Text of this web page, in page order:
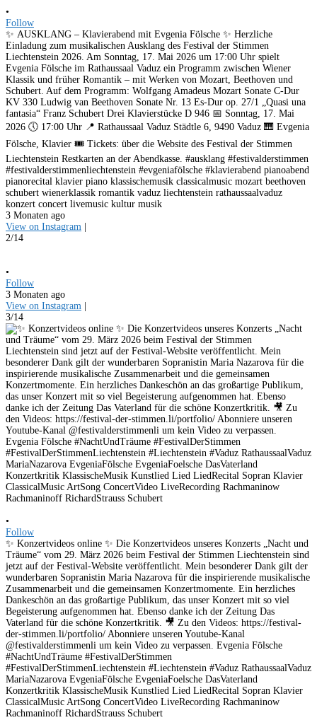
•
Follow
✨ AUSKLANG – Klavierabend mit Evgenia Fölsche ✨ Herzliche
Einladung zum musikalischen Ausklang des Festival der Stimmen
Liechtenstein 2026. Am Sonntag, 17. Mai 2026 um 17:00 Uhr spielt
Evgenia Fölsche im Rathaussaal Vaduz ein Programm zwischen Wiener
Klassik und früher Romantik – mit Werken von Mozart, Beethoven und
Schubert. Auf dem Programm: Wolfgang Amadeus Mozart Sonate C-Dur
KV 330 Ludwig van Beethoven Sonate Nr. 13 Es-Dur op. 27/1 „Quasi una
fantasia“ Franz Schubert Drei Klavierstücke D 946 📅 Sonntag, 17. Mai
2026 🕔 17:00 Uhr 📍 Rathaussaal Vaduz Städtle 6, 9490 Vaduz 🎹 Evgenia
Fölsche, Klavier 🎟️ Tickets: über die Website des Festival der Stimmen
Liechtenstein Restkarten an der Abendkasse. #ausklang #festivalderstimmen
#festivalderstimmenliechtenstein #evgeniafölsche #klavierabend pianoabend
pianorecital klavier piano klassischemusik classicalmusic mozart beethoven
schubert wienerklassik romantik vaduz liechtenstein rathaussaalvaduz
konzert concert livemusic kultur musik
3 Monaten ago
View on Instagram
2/14
•
Follow
3 Monaten ago
View on Instagram
3/14
•
Follow
✨ Konzertvideos online ✨ Die Konzertvideos unseres Konzerts „Nacht und
Träume“ vom 29. März 2026 beim Festival der Stimmen Liechtenstein sind
jetzt auf der Festival-Website veröffentlicht. Mein besonderer Dank gilt der
wunderbaren Sopranistin Maria Nazarova für die inspirierende musikalische
Zusammenarbeit und die gemeinsamen Konzertmomente. Ein herzliches
Dankeschön an das großartige Publikum, das unser Konzert mit so viel
Begeisterung aufgenommen hat. Ebenso danke ich der Zeitung Das
Vaterland für die schöne Konzertkritik. 🎥 Zu den Videos: https://festival-
der-stimmen.li/portfolio/ Abonniere unseren Youtube-Kanal
@festivalderstimmenli um kein Video zu verpassen. Evgenia Fölsche
#NachtUndTräume #FestivalDerStimmen
#FestivalDerStimmenLiechtenstein #Liechtenstein #Vaduz RathaussaalVaduz
MariaNazarova EvgeniaFölsche EvgeniaFoelsche DasVaterland
Konzertkritik KlassischeMusik Kunstlied Lied LiedRecital Sopran Klavier
ClassicalMusic ArtSong ConcertVideo LiveRecording Rachmaninow
Rachmaninoff RichardStrauss Schubert